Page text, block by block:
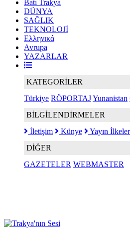
Batı Trakya
DÜNYA
SAĞLIK
TEKNOLOJİ
Ελληνικά
Avrupa
YAZARLAR
KATEGORİLER
Türkiye RÖPORTAJYunanistan
BİLGİLENDİRMELER
İletişim
Künye Yayın
DİĞER
GAZETELER WEBMASTER